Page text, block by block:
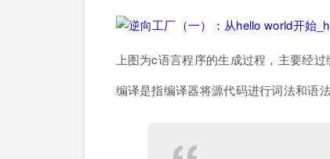
上图为c语言程序的生成过程，主要经过
编译是指编译器将源代码进行词法和语